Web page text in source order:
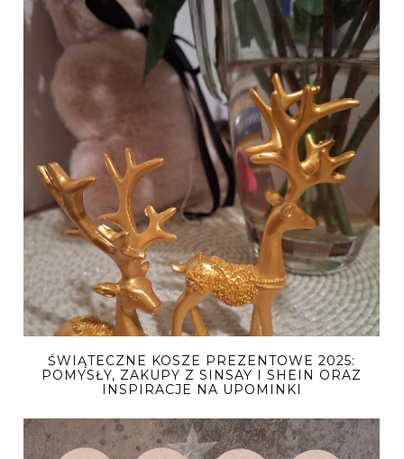
ŚWIĄTECZNE KOSZE PREZENTOWE 2025:
POMYSŁY, ZAKUPY Z SINSAY I SHEIN ORAZ
INSPIRACJE NA UPOMINKI